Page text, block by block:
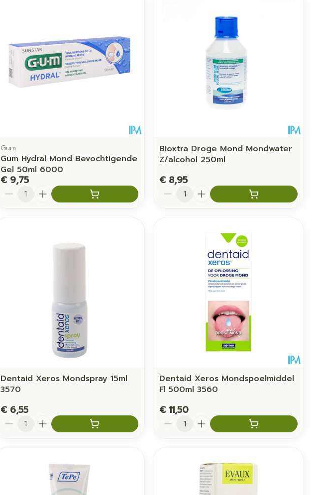
Gum
Gum Hydral Mond Bevochtigende
Gel 50ml 6000
€ 9,75
Aantal
Bioxtra Droge Mond Mondwater
Z/alcohol 250ml
€ 8,95
Aantal
Dentaid Xeros Mondspray 15ml
3570
€ 6,55
Aantal
Dentaid Xeros Mondspoelmiddel
Fl 500ml 3560
€ 11,50
Aantal